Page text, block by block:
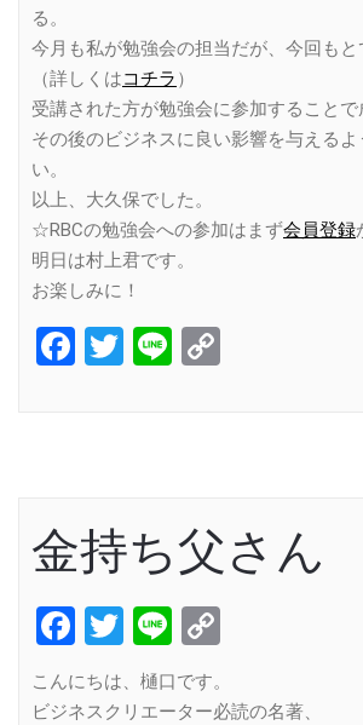
る。
今月も私が勉強会の担当だが、今回もと
（詳しくはコチラ ）
受講された方が勉強会に参加することで
その後のビジネスに良い影響を与える
い。
以上、大久保でした。
☆RBCの勉強会への参加はまず会員登録
明日は村上君です。
お楽しみに！
Facebook
Twitter
Line
金持ち父さん
Facebook
Twitter
Line
こんにちは、樋口です。
ビジネスクリエーター必読の名著、